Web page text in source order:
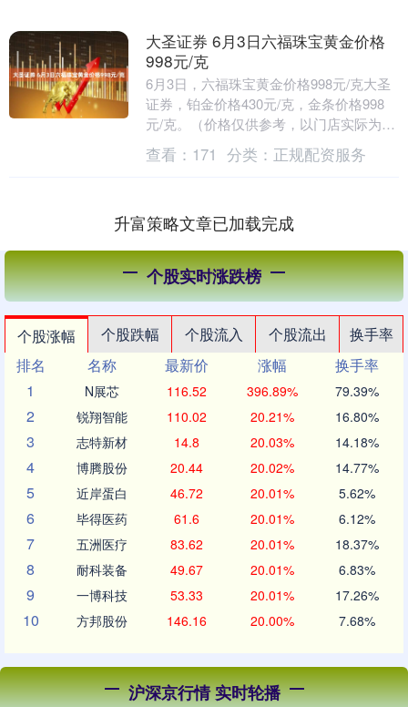
大圣证券 6月3日六福珠宝黄金价格
998元/克
6月3日，六福珠宝黄金价格998元/克大圣
证券，铂金价格430元/克，金条价格998
元/克。（价格仅供参考，以门店实际为
准）同日上海黄金交易所现货黄金
AU999....
查看： 171 分类： 正规配资服务
升富策略文章已加载完成
个股实时涨跌榜
个股涨幅 个股跌幅 个股流入 个股流出
换手率
排名
名称 最新价 涨幅
换手率
1
N展芯 116.52 396.89% 79.39%
2 锐翔智能 110.02 20.21% 16.80%
3 志特新材 14.8 20.03% 14.18%
4 博腾股份 20.44 20.02% 14.77%
5 近岸蛋白 46.72 20.01% 5.62%
6 毕得医药 61.6 20.01% 6.12%
7 五洲医疗 83.62 20.01% 18.37%
8 耐科装备 49.67 20.01% 6.83%
9 一博科技 53.33 20.01% 17.26%
10 方邦股份 146.16 20.00% 7.68%
沪深京行情 实时轮播